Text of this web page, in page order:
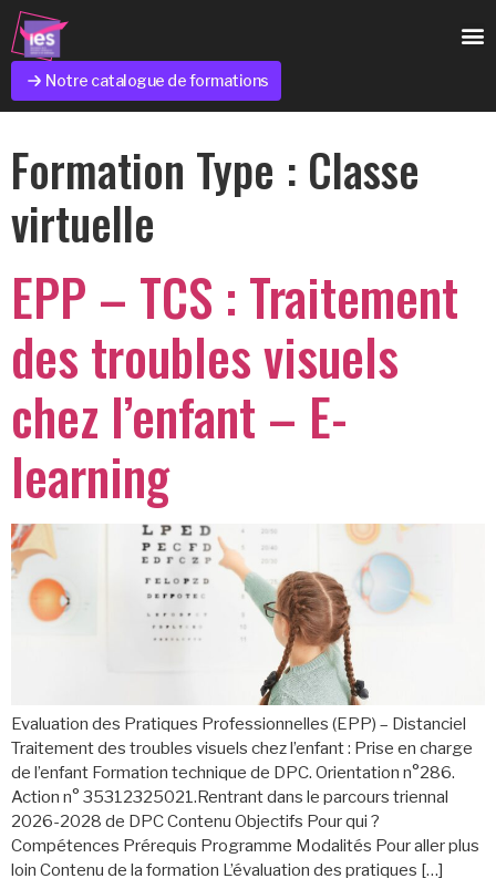
Notre catalogue de formations
Formation Type : Classe
virtuelle
EPP – TCS : Traitement
des troubles visuels
chez l’enfant – E-
learning
Evaluation des Pratiques Professionnelles (EPP) – Distanciel
Traitement des troubles visuels chez l’enfant : Prise en charge
de l’enfant Formation technique de DPC. Orientation n°286.
Action n° 35312325021.Rentrant dans le parcours triennal
2026-2028 de DPC Contenu Objectifs Pour qui ?
Compétences Prérequis Programme Modalités Pour aller plus
loin Contenu de la formation L’évaluation des pratiques […]